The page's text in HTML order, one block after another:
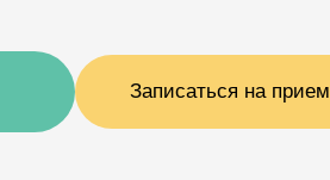
Записаться на прием